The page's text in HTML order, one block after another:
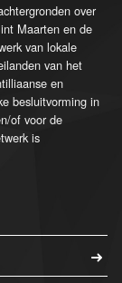
over
Maarten en de
van lokale
van het
en
besluitvorming in
of voor de
is